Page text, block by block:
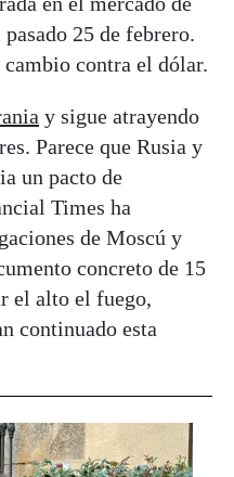
25 de febrero.
contra el dólar.
y sigue atrayendo
Parece que Rusia y
un pacto de
Times ha
de Moscú y
concreto de 15
el alto el fuego,
continuado esta